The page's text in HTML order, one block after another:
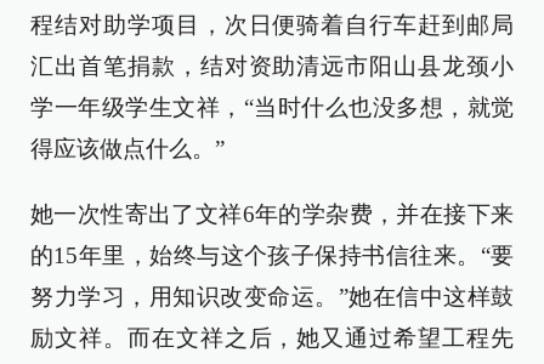
程结对助学项目，次日便骑着自行车赶到邮局
汇出首笔捐款，结对资助清远市阳山县龙颈小
学一年级学生文祥，“当时什么也没多想，就觉
得应该做点什么。”
她一次性寄出了文祥6年的学杂费，并在接下来
的15年里，始终与这个孩子保持书信往来。“要
努力学习，用知识改变命运。”她在信中这样鼓
励文祥。而在文祥之后，她又通过希望工程先